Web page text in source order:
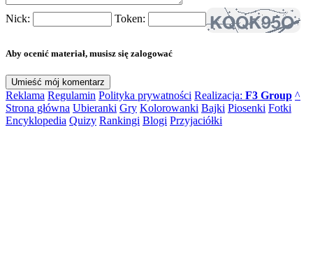
Nick: Token:
Aby ocenić materiał, musisz się zalogować
Reklama Regulamin Polityka prywatności Realizacja: F3 Group ^
Strona główna Ubieranki Gry Kolorowanki Bajki Piosenki Fotki
Encyklopedia Quizy Rankingi Blogi Przyjaciółki